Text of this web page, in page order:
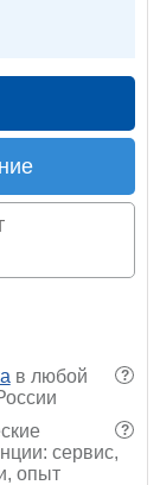
?
в любой
?
сервис,
опыт